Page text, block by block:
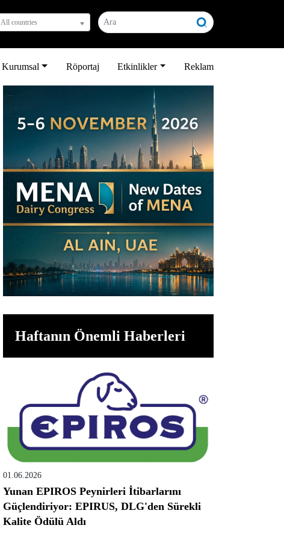
All countries
Kurumsal Röportaj Etkinlikler Reklam
Haftanın Önemli Haberleri
01.06.2026
Yunan EPIROS Peynirleri İtibarlarını
Güçlendiriyor: EPIRUS, DLG'den Sürekli
Kalite Ödülü Aldı